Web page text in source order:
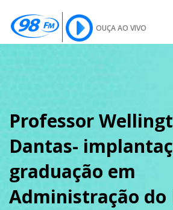
OUÇA AO VIVO
SOBRE
PODCAST
Professor
Dantas-
graduação em
Administração do